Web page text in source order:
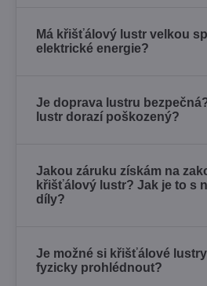
Má křišťálový lustr velkou
elektrické energie?
Je doprava lustru
lustr dorazí poškozený?
Jakou záruku získám na
křišťálový lustr? Jak je to s
díly?
Je možné si křišťálové
fyzicky prohlédnout?